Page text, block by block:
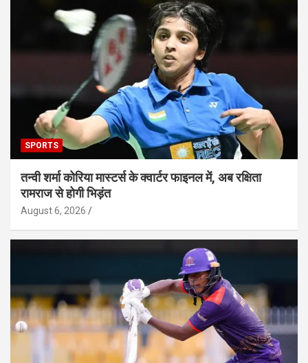
SPORTS
तन्वी शर्मा कोरिया मास्टर्स के क्वार्टर फाइनल में, अब रक्षिता
रामराज से होगी भिड़ंत
August 6, 2026